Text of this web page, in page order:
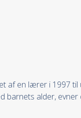
af en lærer i 1997 til
barnets alder, evner